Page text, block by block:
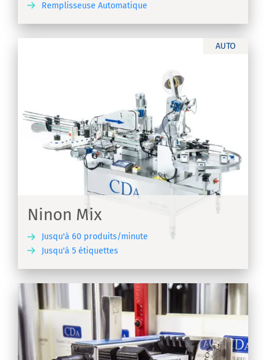
Remplisseuse Automatique
AUTO
Ninon Mix
Jusqu'à 60 produits/minute
Jusqu'à 5 étiquettes